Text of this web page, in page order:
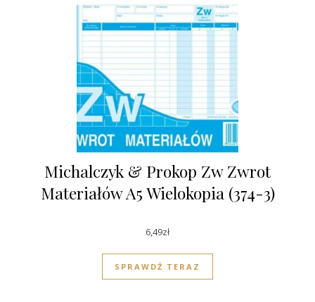
Michalczyk & Prokop Zw Zwrot
Materiałów A5 Wielokopia (374-3)
6,49zł
SPRAWDŹ TERAZ